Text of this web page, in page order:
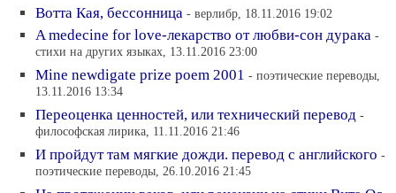
Вотта Кая, бессонница - верлибр, 18.11.2016 19:02
A medecine for love-лекарство от любви-сон дурака -
стихи на других языках, 13.11.2016 23:00
Mine newdigate prize poem 2001 - поэтические переводы,
13.11.2016 13:34
Переоценка ценностей, или технический перевод -
философская лирика, 11.11.2016 21:46
И пройдут там мягкие дожди. перевод с английского -
поэтические переводы, 26.10.2016 21:45